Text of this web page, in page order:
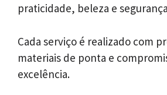
praticidade, beleza e
Cada serviço é realizado com
materiais de ponta e
excelência.